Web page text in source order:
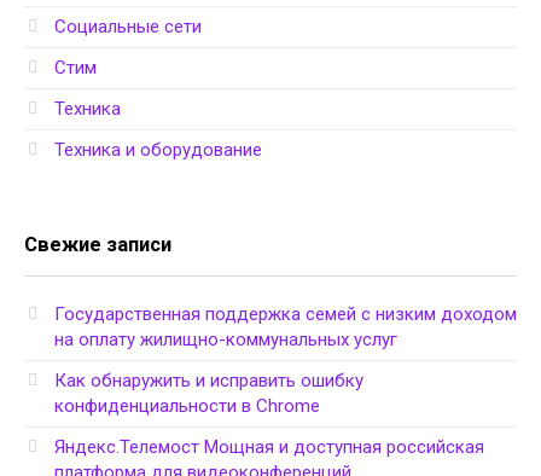
Социальные сети
Стим
Техника
Техника и оборудование
Свежие записи
Государственная поддержка семей с низким доходом
на оплату жилищно-коммунальных услуг
Как обнаружить и исправить ошибку
конфиденциальности в Chrome
Яндекс.Телемост Мощная и доступная российская